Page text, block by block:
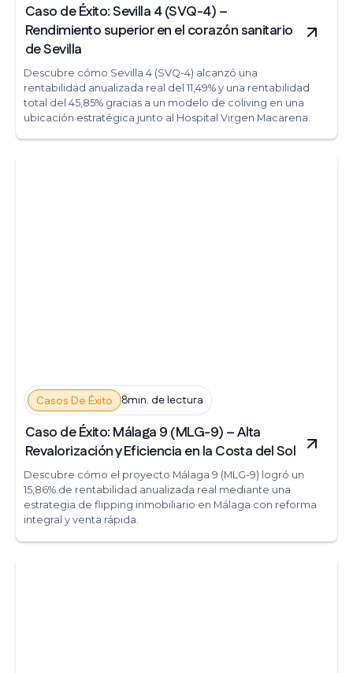
Caso de Éxito: Sevilla 4 (SVQ-4) –
Rendimiento superior en el corazón sanitario
de Sevilla
Descubre cómo Sevilla 4 (SVQ-4) alcanzó una
rentabilidad anualizada real del 11,49% y una rentabilidad
total del 45,85% gracias a un modelo de coliving en una
ubicación estratégica junto al Hospital Virgen Macarena.
Casos De Éxito 8min. de lectura
Caso de Éxito: Málaga 9 (MLG-9) – Alta
Revalorización y Eficiencia en la Costa del Sol
Descubre cómo el proyecto Málaga 9 (MLG-9) logró un
15,86% de rentabilidad anualizada real mediante una
estrategia de flipping inmobiliario en Málaga con reforma
integral y venta rápida.